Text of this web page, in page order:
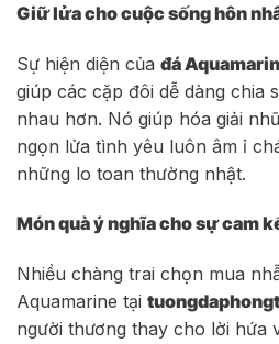
Giữ lửa cho cuộc sống hôn
Sự hiện diện của đá
giúp các cặp đôi dễ dàng chia
nhau hơn. Nó giúp hóa giải
ngọn lửa tình yêu luôn âm ỉ
những lo toan thường nhật.
Món quà ý nghĩa cho sự cam
Nhiều chàng trai chọn mua
Aquamarine tại
người thương thay cho lời hứa